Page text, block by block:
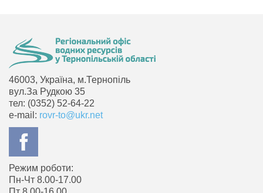
46003, Україна, м.Тернопіль
вул.За Рудкою 35
тел: (0352) 52-64-22
e-mail: rovr-to@ukr.net
Режим роботи:
Пн-Чт 8.00-17.00